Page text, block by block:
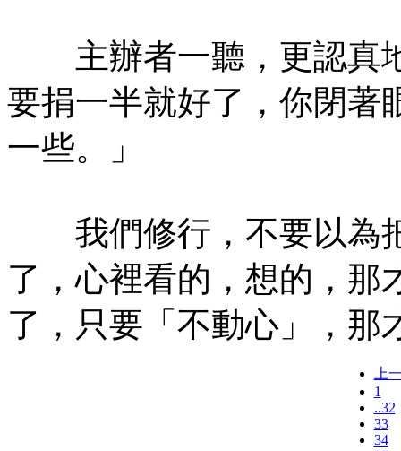
主辦者一聽，更認真
要捐一半就好了，你閉著
一些。」
我們修行，不要以為
了，心裡看的，想的，那
了，只要「不動心」，那
上
1
..32
33
34